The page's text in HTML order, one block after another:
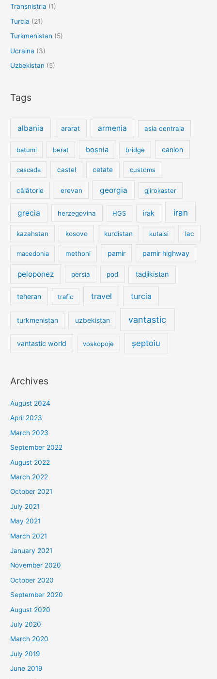
Transnistria (1)
Turcia (21)
Turkmenistan (5)
Ucraina (3)
Uzbekistan (5)
Tags
albania ararat armenia asia centrala
batumi berat bosnia bridge canion
cascada castel cetate customs
călătorie erevan georgia gjirokaster
grecia herzegovina HGS irak iran
kazahstan kosovo kurdistan kutaisi lac
macedonia methoni pamir pamir highway
peloponez persia pod tadjikistan
teheran trafic travel turcia
turkmenistan uzbekistan vantastic
vantastic world voskopoje șeptoiu
Archives
August 2024
April 2023
March 2023
September 2022
August 2022
March 2022
October 2021
July 2021
May 2021
March 2021
January 2021
November 2020
October 2020
September 2020
August 2020
July 2020
March 2020
July 2019
June 2019